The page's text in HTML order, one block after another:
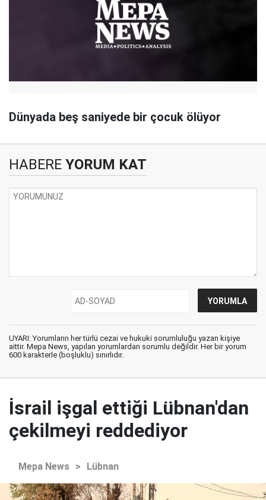
Dünyada beş saniyede bir çocuk ölüyor
HABERE YORUM KAT
UYARI: Yorumların her türlü cezai ve hukuki sorumluluğu yazan kişiye
aittir. Mepa News, yapılan yorumlardan sorumlu değildir. Her bir yorum
600 karakterle (boşluklu) sınırlıdır.
İsrail işgal ettiği Lübnan'dan
çekilmeyi reddediyor
Mepa News > Lübnan